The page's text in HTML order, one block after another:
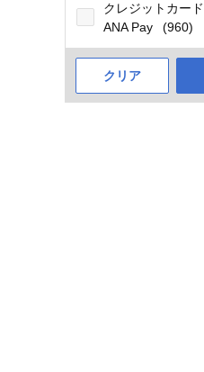
クレジットカード
ANA Pay
(960)
クリア